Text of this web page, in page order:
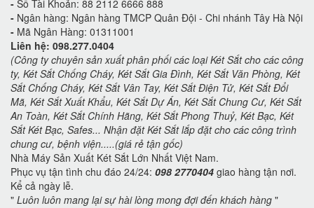
- Số Tài Khoản: 88 2112 6666 888
- Ngân hàng: Ngân hàng TMCP Quân Đội - Chi nhánh Tây Hà Nội
- Mã Ngân Hàng: 01311001
Liên hệ: 098.277.0404
(Công ty chuyên sản xuất phân phối các loại Két Sắt cho các công
ty, Két Sắt Chống Cháy, Két Sắt Gia Đình, Két Sắt Văn Phòng, Két
Sắt Chống Cháy, Két Sắt Vân Tay, Két Sắt Điện Tử, Két Sắt Đổi
Mã, Két Sắt Xuất Khẩu, Két Sắt Dự Án, Két Sắt Chung Cư, Két Sắt
An Toàn, Két Sắt Chính Hãng, Két Sắt Phong Thuỷ, Két Bạc, Két
Sắt Két Bạc, Safes... Nhận đặt Két Sắt lắp đặt cho các công trình
chung cư, bệnh viện.....(giá rẻ tận gốc)
Nhà Máy Sản Xuất Két Sắt Lớn Nhất Việt Nam.
Phục vụ tận tình chu đáo 24/24: 098 2770404 giao hàng tận nơi.
Kể cả ngày lễ.
" Luôn luôn mang lại sự hài lòng mong đợi đến khách hàng "